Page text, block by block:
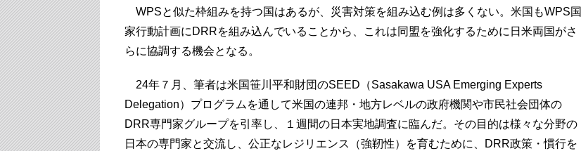
WPSと似た枠組みを持つ国はあるが、災害対策を組み込む例は多くない。米国もWPS国
家行動計画にDRRを組み込んでいることから、これは同盟を強化するために日米両国がさ
らに協調する機会となる。
24年７月、筆者は米国笹川平和財団のSEED（Sasakawa USA Emerging Experts
Delegation）プログラムを通して米国の連邦・地方レベルの政府機関や市民社会団体の
DRR専門家グループを引率し、１週間の日本実地調査に臨んだ。その目的は様々な分野の
日本の専門家と交流し、公正なレジリエンス（強靭性）を育むために、DRR政策・慣行を